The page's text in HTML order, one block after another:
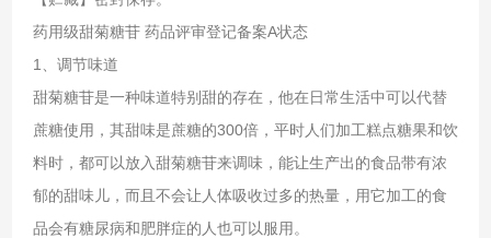
药用级甜菊糖苷 药品评审登记备案A状态
1、调节味道
甜菊糖苷是一种味道特别甜的存在，他在日常生活中可以代替
蔗糖使用，其甜味是蔗糖的300倍，平时人们加工糕点糖果和饮
料时，都可以放入甜菊糖苷来调味，能让生产出的食品带有浓
郁的甜味儿，而且不会让人体吸收过多的热量，用它加工的食
品会有糖尿病和肥胖症的人也可以服用。